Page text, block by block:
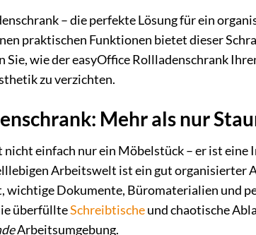
– die perfekte Lösung für ein
praktischen Funktionen bietet dieser
Sie, wie der easyOffice Rollladenschrank
zu verzichten.
Mehr als nur
nicht einfach nur ein Möbelstück – er ist
Arbeitswelt ist ein gut organisierter
Dokumente, Büromaterialien und
überfüllteSchreibtischeund chaotische
Arbeitsumgebung.